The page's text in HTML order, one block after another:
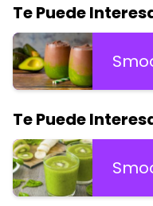
Te Puede
Te Puede